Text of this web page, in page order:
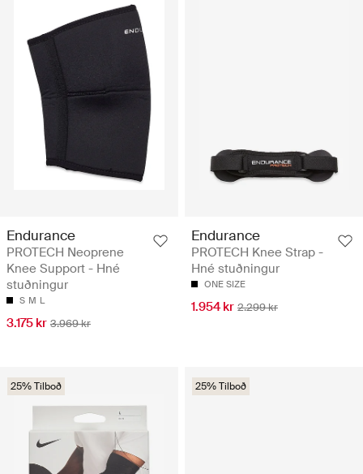
Endurance
PROTECH Neoprene
Knee Support - Hné
stuðningur
S M L
3.175 kr 3.969 kr
Endurance
PROTECH Knee Strap -
Hné stuðningur
ONE SIZE
1.954 kr 2.299 kr
25% Tilboð 25% Tilboð